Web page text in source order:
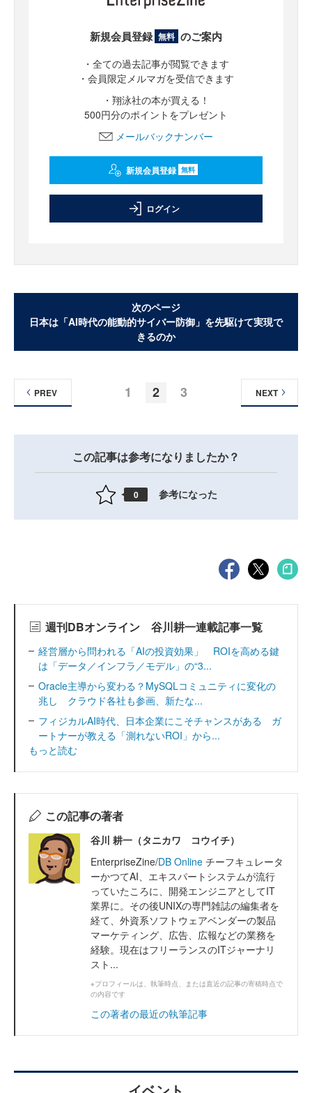
新規会員登録 無料 のご案内
・全ての過去記事が閲覧できます
・会員限定メルマガを受信できます
・翔泳社の本が買える！
500円分のポイントをプレゼント
メールバックナンバー
新規会員登録 無料
ログイン
次のページ
日本は「AI時代の能動的サイバー防御」を先駆けて実現で
きるのか
1 2 3
PREV NEXT
この記事は参考になりましたか？
0 参考になった
週刊DBオンライン 谷川耕一連載記事一覧
経営層から問われる「AIの投資効果」 ROIを高める鍵
は「データ／インフラ／モデル」の“3...
Oracle主導から変わる？MySQLコミュニティに変化の
兆し クラウド各社も参画、新たな...
フィジカルAI時代、日本企業にこそチャンスがある ガ
ートナーが教える「測れないROI」から...
もっと読む
この記事の著者
谷川 耕一（タニカワ コウイチ）
EnterpriseZine/DB Online チーフキュレータ
ーかつてAI、エキスパートシステムが流行
っていたころに、開発エンジニアとしてIT
業界に。その後UNIXの専門雑誌の編集者を
経て、外資系ソフトウェアベンダーの製品
マーケティング、広告、広報などの業務を
経験。現在はフリーランスのITジャーナリ
スト...
※プロフィールは、執筆時点、または直近の記事の寄稿時点で
の内容です
この著者の最近の執筆記事